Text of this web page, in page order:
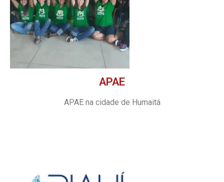
APAE
APAE na cidade de Humaitá